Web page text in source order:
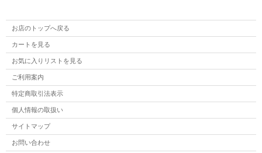
お店のトップへ戻る
カートを見る
お気に入りリストを見る
ご利用案内
特定商取引法表示
個人情報の取扱い
サイトマップ
お問い合わせ